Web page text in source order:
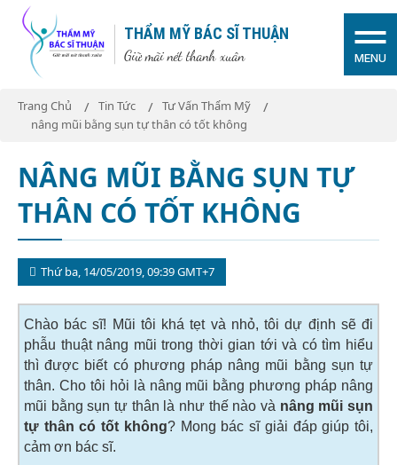
THẨM MỸ BÁC SĨ THUẬN
Giữ mãi nét thanh xuân MENU
Trang Chủ Tin Tức
Tư Vấn Thẩm Mỹ
nâng mũi bằng sụn tự thân có tốt không
NÂNG MŨI BẰNG SỤN TỰ
THÂN CÓ TỐT KHÔNG
Thứ ba, 14/05/2019, 09:39 GMT+7
Chào bác sĩ! Mũi tôi khá tẹt và nhỏ, tôi dự định sẽ đi
phẫu thuật nâng mũi trong thời gian tới và có tìm hiểu
thì được biết có phương pháp nâng mũi bằng sụn tự
thân. Cho tôi hỏi là nâng mũi bằng phương pháp nâng
mũi bằng sụn tự thân là như thế nào và nâng mũi sụn
tự thân có tốt không? Mong bác sĩ giải đáp giúp tôi,
cảm ơn bác sĩ.